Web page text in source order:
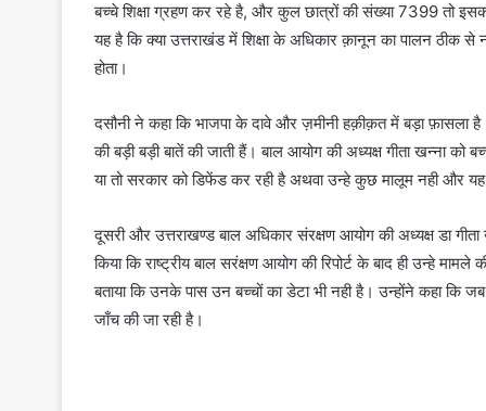
बच्चे शिक्षा ग्रहण कर रहे है, और कुल छात्रों की संख्या 7399 तो
यह है कि क्या उत्तराखंड में शिक्षा के अधिकार क़ानून का पालन ठीक से
होता।
दसौनी ने कहा कि भाजपा के दावे और ज़मीनी हक़ीक़त में बड़ा फ़ासला
की बड़ी बड़ी बातें की जाती हैं। बाल आयोग की अध्यक्ष गीता खन्ना
या तो सरकार को डिफेंड कर रही है अथवा उन्हे कुछ मालूम नही और यह
दूसरी और उत्तराखण्ड बाल अधिकार संरक्षण आयोग की अध्यक्ष डा गीता
किया कि राष्ट्रीय बाल सरंक्षण आयोग की रिपोर्ट के बाद ही उन्हे
बताया कि उनके पास उन बच्चों का डेटा भी नही है। उन्होंने कहा कि
जाँच की जा रही है।